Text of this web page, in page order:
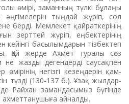
өмірі, заманның түлкі бұ­лаңы
тың­дай жүріп, сол
берді. Мемлекет қайраткерінің
зерттей жүріп, ең­бек­терінің
басылымдарын тізбектеп
Қай жерде Ахмет туралы сөз
жазды дегендерді саусақпен
өмі­рінің негізгі кезеңдерін қам­
түз­ді (130-137 б.). Ұзақ жыл­дар­­
Райхан заман­дасымыз бү­гін­де
айналды.